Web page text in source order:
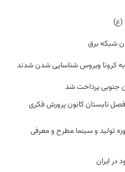
ویژه فصل تابستان کانون پرورش فکری
تولید و سینما مطرح و معرفی
ایران